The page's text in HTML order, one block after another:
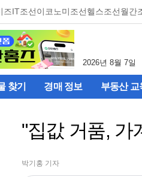
즈IT조선이코노미조선헬스조선월간
2026년 8월 7일
찾기 경매 정보 부동산 교
"집값 거품,
박기홍 기자